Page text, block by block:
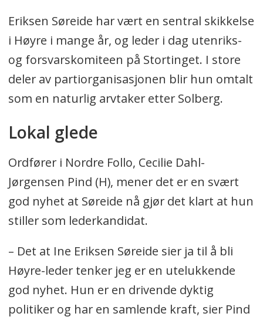
Eriksen Søreide har vært en sentral skikkelse
i Høyre i mange år, og leder i dag utenriks-
og forsvarskomiteen på Stortinget. I store
deler av partiorganisasjonen blir hun omtalt
som en naturlig arvtaker etter Solberg.
Lokal glede
Ordfører i Nordre Follo, Cecilie Dahl-
Jørgensen Pind (H), mener det er en svært
god nyhet at Søreide nå gjør det klart at hun
stiller som lederkandidat.
– Det at Ine Eriksen Søreide sier ja til å bli
Høyre-leder tenker jeg er en utelukkende
god nyhet. Hun er en drivende dyktig
politiker og har en samlende kraft, sier Pind